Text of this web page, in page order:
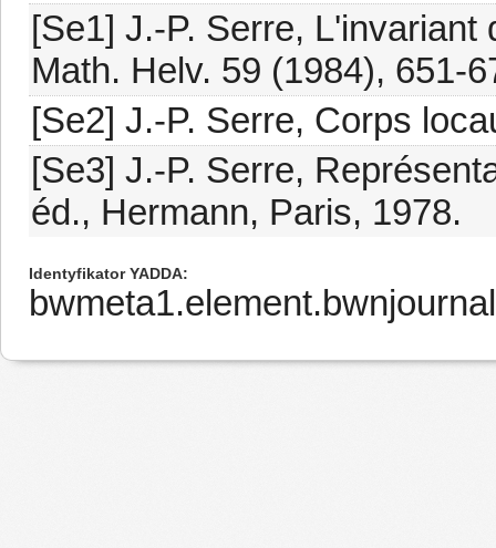
[Se1] J.-P. Serre, L'invariant
Math. Helv. 59 (1984), 651-
[Se2] J.-P. Serre, Corps
[Se3] J.-P. Serre,
éd., Hermann, Paris, 1978.
Identyfikator YADDA